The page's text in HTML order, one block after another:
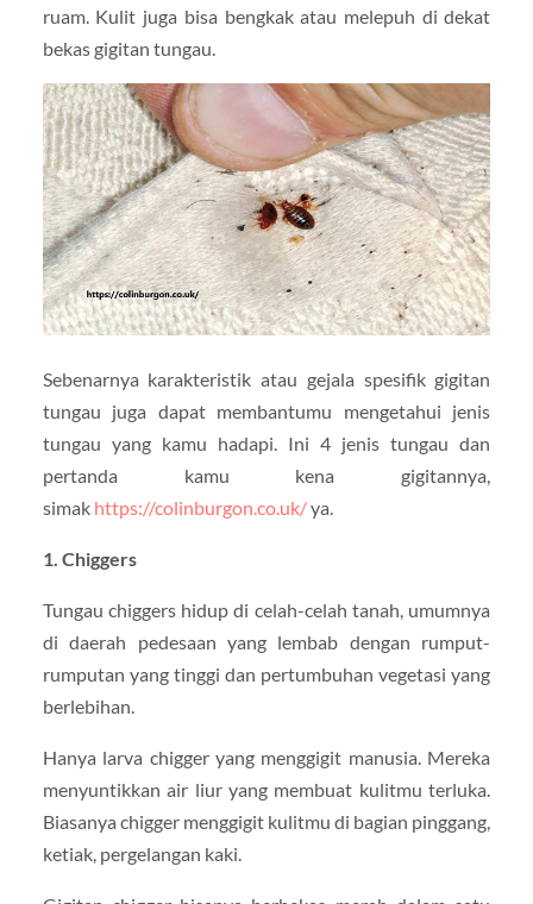
ruam. Kulit juga bisa bengkak atau melepuh di dekat
bekas gigitan tungau.
Sebenarnya karakteristik atau gejala spesifik gigitan
tungau juga dapat membantumu mengetahui jenis
tungau yang kamu hadapi. Ini 4 jenis tungau dan
pertanda kamu kena gigitannya,
simak https://colinburgon.co.uk/ya.
1. Chiggers
Tungau chiggers hidup di celah-celah tanah, umumnya
di daerah pedesaan yang lembab dengan rumput-
rumputan yang tinggi dan pertumbuhan vegetasi yang
berlebihan.
Hanya larva chigger yang menggigit manusia. Mereka
menyuntikkan air liur yang membuat kulitmu terluka.
Biasanya chigger menggigit kulitmu di bagian pinggang,
ketiak, pergelangan kaki.